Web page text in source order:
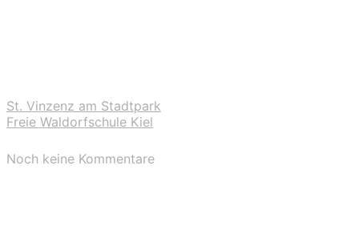
St. Vinzenz am Stadtpark
Freie Waldorfschule Kiel
Noch keine Kommentare